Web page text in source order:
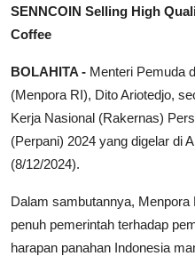
SENNCOIN Selling High
Coffee
BOLAHITA - Menteri Pemuda
(Menpora RI), Dito Ariotedjo,
Kerja Nasional (Rakernas)
(Perpani) 2024 yang digelar di
(8/12/2024).
Dalam sambutannya,
penuh pemerintah terhadap
harapan panahan Indonesia